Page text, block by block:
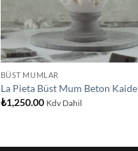
BÜST MUMLAR
La Pieta Büst Mum Beton Kaide
₺1,250.00 Kdv Dahil